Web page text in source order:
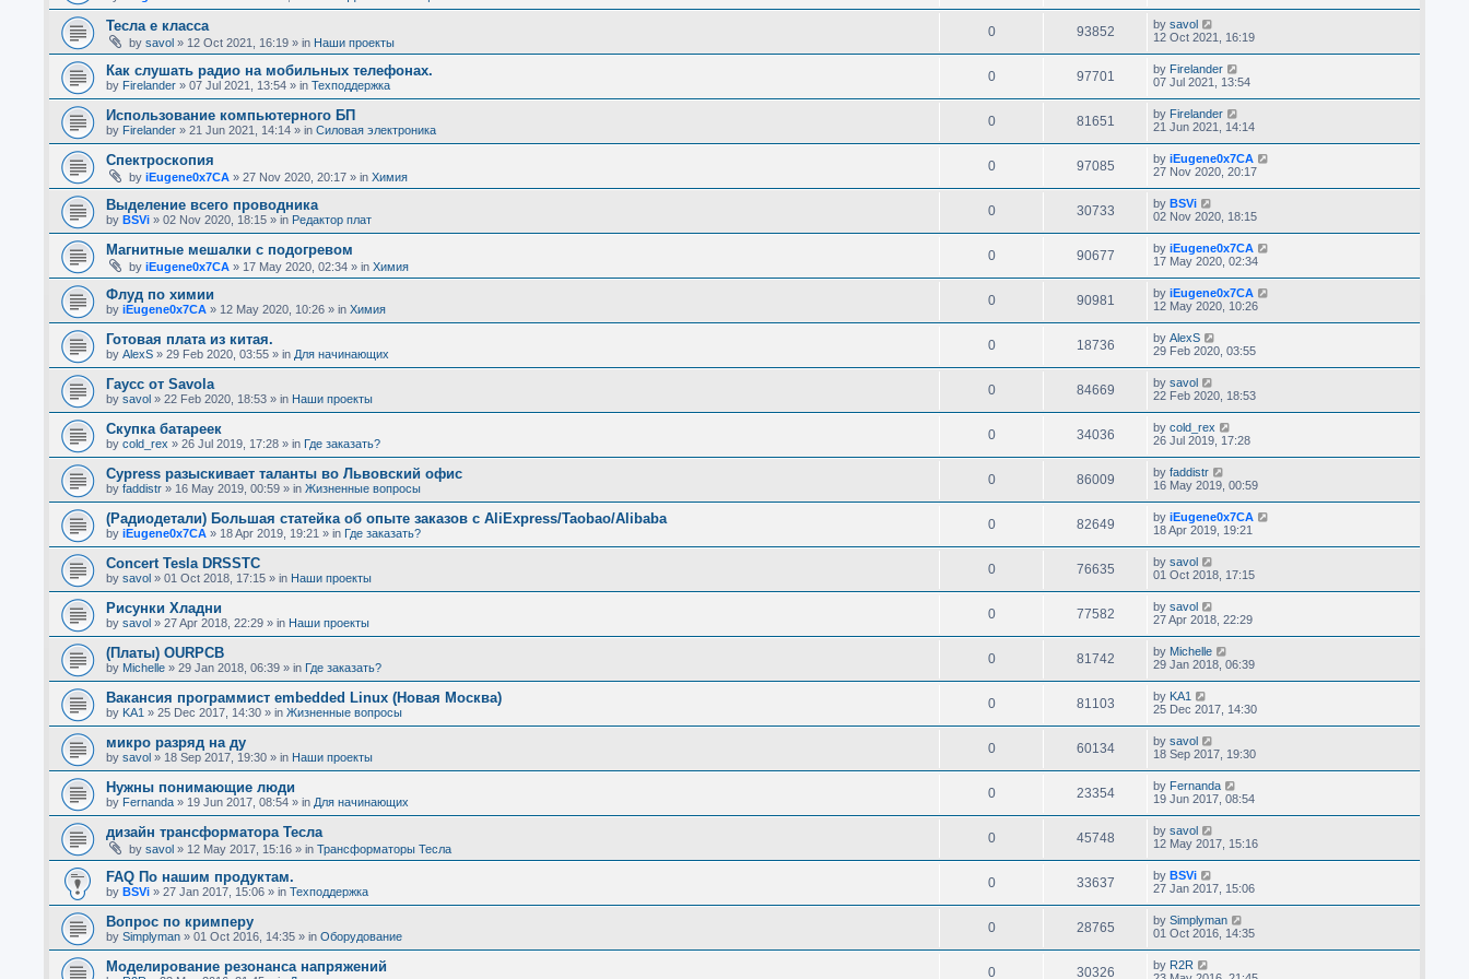
Тесла е класса
by savol » 12 Oct 2021, 16:19 » in Наши проекты
0 93852 by savol
12 Oct 2021, 16:19
Как слушать радио на мобильных телефонах.
by Firelander » 07 Jul 2021, 13:54 » in Техподдержка
0 97701 by Firelander
07 Jul 2021, 13:54
Использование компьютерного БП
by Firelander » 21 Jun 2021, 14:14 » in Силовая электроника
0 81651 by Firelander
21 Jun 2021, 14:14
Спектроскопия
by iEugene0x7CA » 27 Nov 2020, 20:17 » in Химия
0 97085 by iEugene0x7CA
27 Nov 2020, 20:17
Выделение всего проводника
by BSVi » 02 Nov 2020, 18:15 » in Редактор плат
0 30733 by BSVi
02 Nov 2020, 18:15
Магнитные мешалки с подогревом
by iEugene0x7CA » 17 May 2020, 02:34 » in Химия
0 90677 by iEugene0x7CA
17 May 2020, 02:34
Флуд по химии
by iEugene0x7CA » 12 May 2020, 10:26 » in Химия
0 90981 by iEugene0x7CA
12 May 2020, 10:26
Готовая плата из китая.
by AlexS » 29 Feb 2020, 03:55 » in Для начинающих
0 18736 by AlexS
29 Feb 2020, 03:55
Гаусс от Savola
by savol » 22 Feb 2020, 18:53 » in Наши проекты
0 84669 by savol
22 Feb 2020, 18:53
Скупка батареек
by cold_rex » 26 Jul 2019, 17:28 » in Где заказать?
0 34036 by cold_rex
26 Jul 2019, 17:28
Cypress разыскивает таланты во Львовский офис
by faddistr » 16 May 2019, 00:59 » in Жизненные вопросы
0 86009 by faddistr
16 May 2019, 00:59
(Радиодетали) Большая статейка об опыте заказов с AliExpress/Taobao/Alibaba
by iEugene0x7CA » 18 Apr 2019, 19:21 » in Где заказать?
0 82649 by iEugene0x7CA
18 Apr 2019, 19:21
Concert Tesla DRSSTC
by savol » 01 Oct 2018, 17:15 » in Наши проекты
0 76635 by savol
01 Oct 2018, 17:15
Рисунки Хладни
by savol » 27 Apr 2018, 22:29 » in Наши проекты
0 77582 by savol
27 Apr 2018, 22:29
(Платы) OURPCB
by Michelle » 29 Jan 2018, 06:39 » in Где заказать?
0 81742 by Michelle
29 Jan 2018, 06:39
Вакансия программист embedded Linux (Новая Москва)
by KA1 » 25 Dec 2017, 14:30 » in Жизненные вопросы
0 81103 by KA1
25 Dec 2017, 14:30
микро разряд на ду
by savol » 18 Sep 2017, 19:30 » in Наши проекты
0 60134 by savol
18 Sep 2017, 19:30
Нужны понимающие люди
by Fernanda » 19 Jun 2017, 08:54 » in Для начинающих
0 23354 by Fernanda
19 Jun 2017, 08:54
дизайн трансформатора Тесла
by savol » 12 May 2017, 15:16 » in Трансформаторы Тесла
0 45748 by savol
12 May 2017, 15:16
FAQ По нашим продуктам.
by BSVi » 27 Jan 2017, 15:06 » in Техподдержка
0 33637 by BSVi
27 Jan 2017, 15:06
Вопрос по кримперу
by Simplyman » 01 Oct 2016, 14:35 » in Оборудование
0 28765 by Simplyman
01 Oct 2016, 14:35
Моделирование резонанса напряжений 0 30326 by R2R